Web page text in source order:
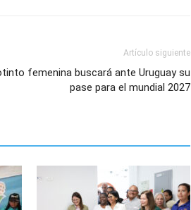
Artículo siguiente
femenina buscará ante Uruguay su
pase para el mundial 2027